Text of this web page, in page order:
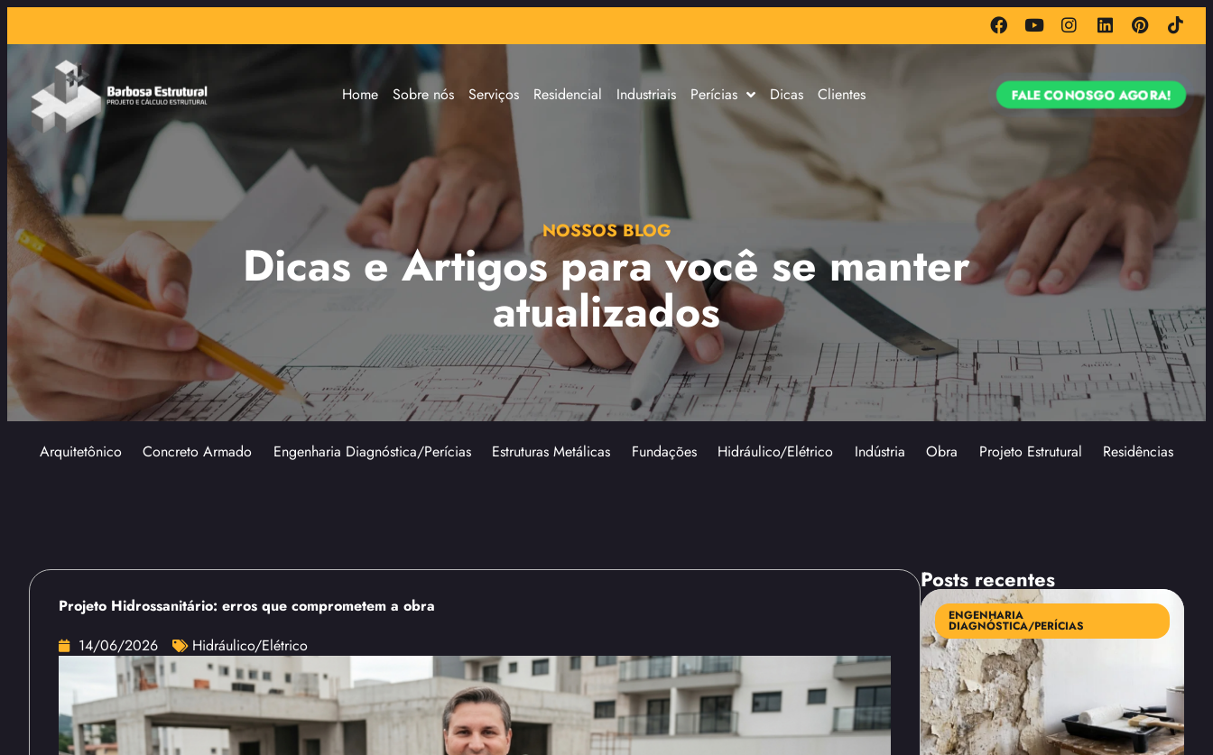
Home Sobre nós Serviços Residencial Industriais Perícias Dicas Clientes FALE CONOSGO AGORA!
NOSSOS BLOG
Dicas e Artigos para você se manter
atualizados
Arquitetônico Concreto Armado Engenharia Diagnóstica/Perícias Estruturas Metálicas Fundações Hidráulico/Elétrico Indústria Obra Projeto Estrutural Residências
Projeto Hidrossanitário: erros que comprometem a obra
14/06/2026
Hidráulico/Elétrico
Posts recentes
ENGENHARIA
DIAGNÓSTICA/PERÍCIAS